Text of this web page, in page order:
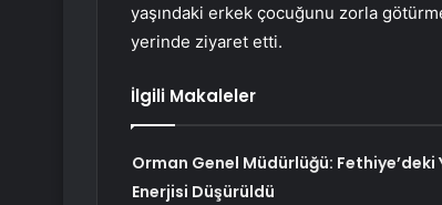
yaşındaki erkek çocuğunu zorla
yerinde ziyaret etti.
İlgili Makaleler
Orman Genel Müdürlüğü: Fethiye’deki
Enerjisi Düşürüldü